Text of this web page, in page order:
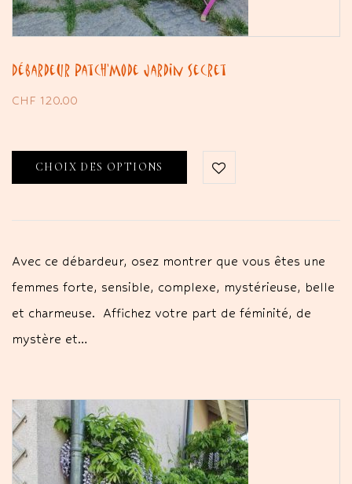
Débardeur Patch’Mode Jardin Secret
CHF 120.00
CHOIX DES OPTIONS
Avec ce débardeur, osez montrer que vous êtes une
femmes forte, sensible, complexe, mystérieuse, belle
et charmeuse. Affichez votre part de féminité, de
mystère et…